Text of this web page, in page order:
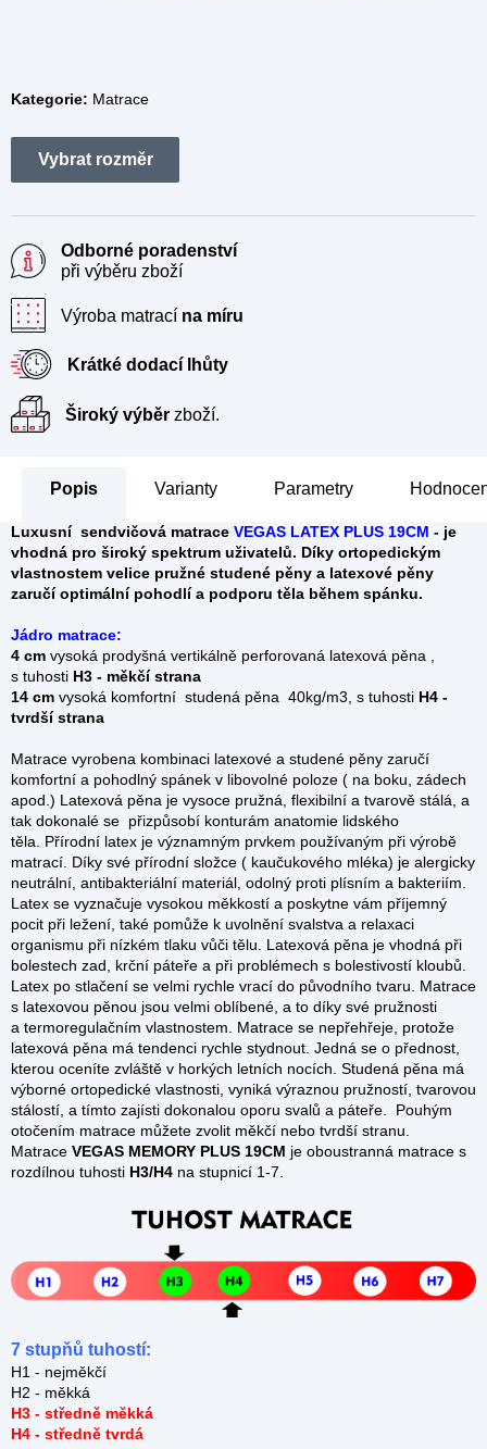
Kategorie: Matrace
Odborné poradenství
při výběru zboží
Výroba matrací na míru
Krátké dodací lhůty
Široký výběr zboží.
Popis Parametry
Luxusní sendvičová matrace VEGAS LATEX PLUS 19CM - je
vhodná pro široký spektrum uživatelů. Díky ortopedickým
vlastnostem velice pružné studené pěny a latexové pěny
zaručí optimální pohodlí a podporu těla během spánku.
Jádro matrace:
4 cm vysoká prodyšná vertikálně perforovaná latexová pěna ,
s tuhosti H3 - měkčí strana
14 cm vysoká komfortní studená pěna 40kg/m3, s tuhosti H4 -
tvrdší strana
Matrace vyrobena kombinaci latexové a studené pěny zaručí
komfortní a pohodlný spánek v libovolné poloze ( na boku, zádech
apod.) Latexová pěna je vysoce pružná, flexibilní a tvarově stálá, a
tak dokonalé se přizpůsobí konturám anatomie lidského
těla. Přírodní latex je významným prvkem používaným při výrobě
matrací. Díky své přírodní složce ( kaučukového mléka) je alergicky
neutrální, antibakteriální materiál, odolný proti plísním a bakteriím.
Latex se vyznačuje vysokou měkkostí a poskytne vám příjemný
pocit při ležení, také pomůže k uvolnění svalstva a relaxaci
organismu při nízkém tlaku vůči tělu. Latexová pěna je vhodná při
bolestech zad, krční páteře a při problémech s bolestivostí kloubů.
Latex po stlačení se velmi rychle vrací do původního tvaru. Matrace
s latexovou pěnou jsou velmi oblíbené, a to díky své pružnosti
a termoregulačním vlastnostem. Matrace se nepřehřeje, protože
latexová pěna má tendenci rychle stydnout. Jedná se o přednost,
kterou oceníte zvláště v horkých letních nocích. Studená pěna má
výborné ortopedické vlastnosti, vyniká výraznou pružností, tvarovou
stálostí, a tímto zajísti dokonalou oporu svalů a páteře. Pouhým
otočením matrace můžete zvolit měkčí nebo tvrdší stranu.
Matrace VEGAS MEMORY PLUS 19CM je oboustranná matrace s
rozdílnou tuhosti H3/H4 na stupnicí 1-7.
7 stupňů tuhostí:
H1 - nejměkčí
H2 - měkká
H3 - středně měkká
H4 - středně tvrdá